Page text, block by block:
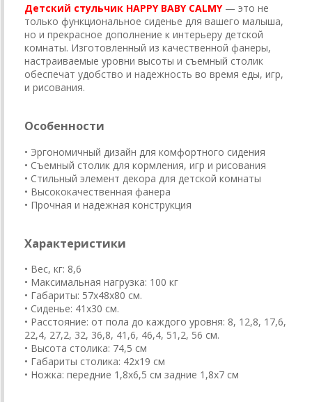
Детский стульчик HAPPY BABY CALMY— это не
только функциональное сиденье для вашего малыша,
но и прекрасное дополнение к интерьеру детской
комнаты. Изготовленный из качественной фанеры,
настраиваемые уровни высоты и съемный столик
обеспечат удобство и надежность во время еды, игр,
и рисования.
Особенности
• Эргономичный дизайн для комфортного сидения
• Съемный столик для кормления, игр и рисования
• Стильный элемент декора для детской комнаты
• Высококачественная фанера
• Прочная и надежная конструкция
Характеристики
• Вес, кг: 8,6
• Максимальная нагрузка: 100 кг
• Габариты: 57x48x80 см.
• Сиденье: 41x30 см.
• Расстояние: от пола до каждого уровня: 8, 12,8, 17,6,
22,4, 27,2, 32, 36,8, 41,6, 46,4, 51,2, 56 см.
• Высота столика: 74,5 см
• Габариты столика: 42х19 см
• Ножка: передние 1,8x6,5 см задние 1,8x7 см